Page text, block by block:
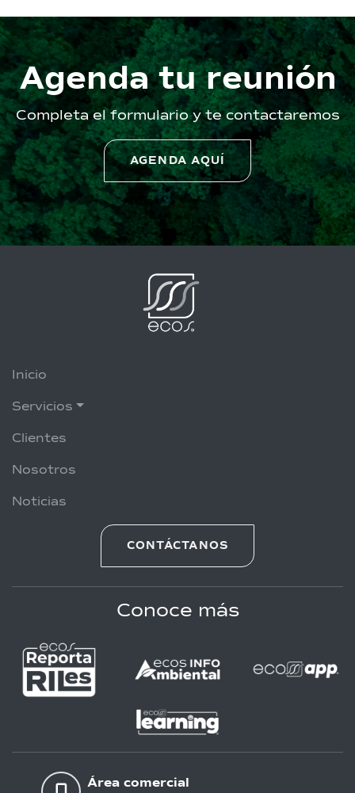
Agenda tu reunión
Completa el formulario y te contactaremos
AGENDA AQUÍ
Inicio
Servicios
Clientes
Nosotros
Noticias
CONTÁCTANOS
Conoce más
Área comercial